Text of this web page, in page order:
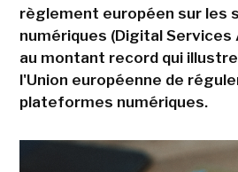
règlement européen sur les
numériques (Digital Services
au montant record qui
l'Union européenne de
plateformes numériques.